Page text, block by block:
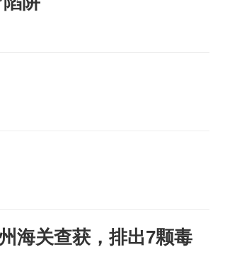
海关查获，排出7颗毒